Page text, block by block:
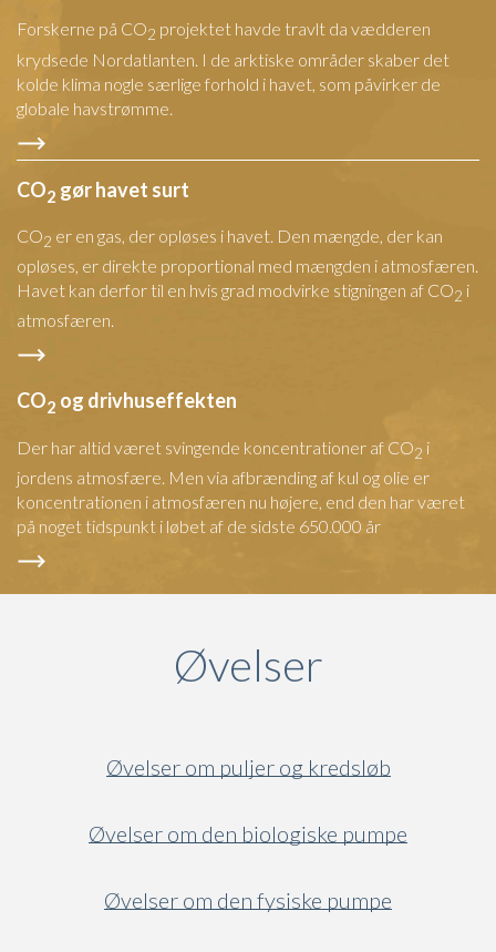
Forskerne på CO2 projektet havde travlt da vædderen
krydsede Nordatlanten. I de arktiske områder skaber det
kolde klima nogle særlige forhold i havet, som påvirker de
globale havstrømme.
CO2 gør havet surt
CO2 er en gas, der opløses i havet. Den mængde, der kan
opløses, er direkte proportional med mængden i atmosfæren.
Havet kan derfor til en hvis grad modvirke stigningen af CO2 i
atmosfæren.
CO2 og drivhuseffekten
Der har altid været svingende koncentrationer af CO2 i
jordens atmosfære. Men via afbrænding af kul og olie er
koncentrationen i atmosfæren nu højere, end den har været
på noget tidspunkt i løbet af de sidste 650.000 år
Øvelser
Øvelser om puljer og kredsløb
Øvelser om den biologiske pumpe
Øvelser om den fysiske pumpe